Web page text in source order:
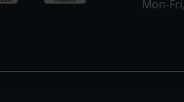
Mon-